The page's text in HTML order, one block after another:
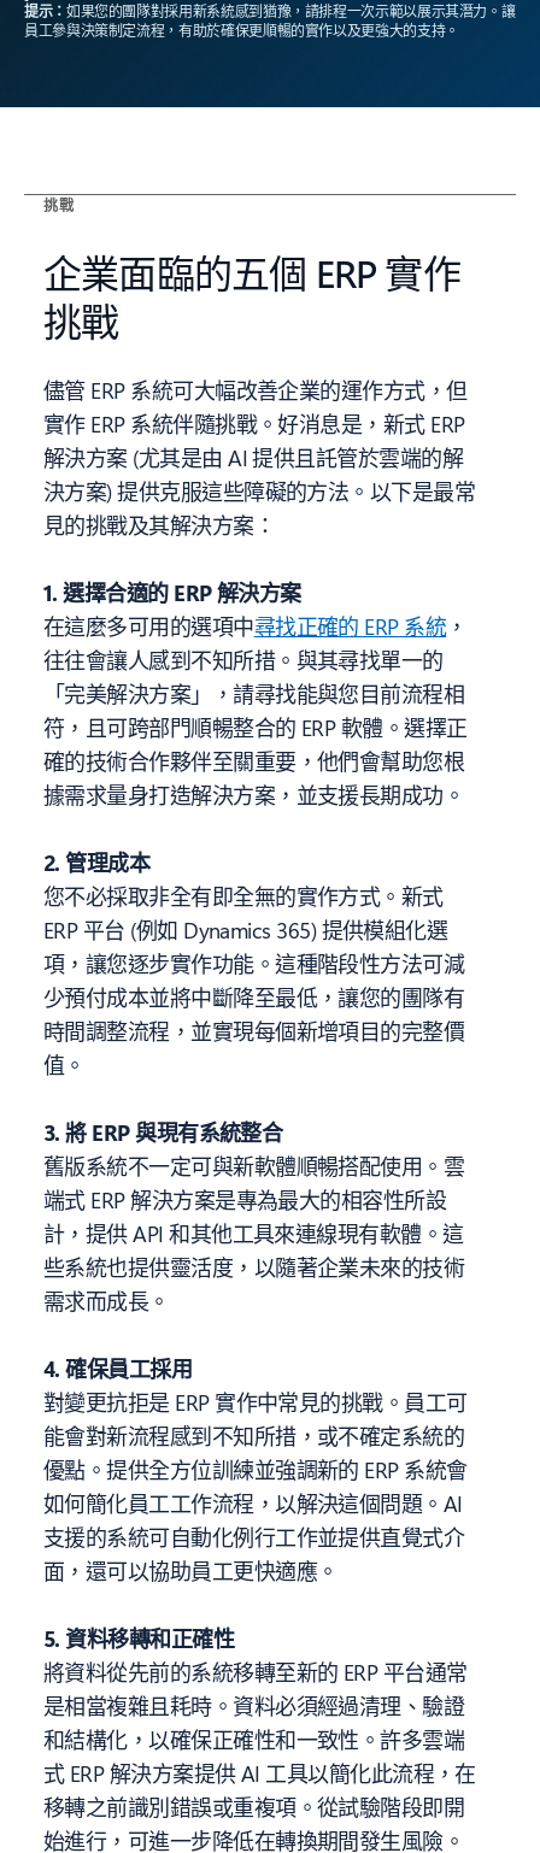
提示： 如果您的團隊對採用新系統感到猶豫，請排程一次示範以展示其潛力。讓
員工參與決策制定流程，有助於確保更順暢的實作以及更強大的支持。
挑戰
企業面臨的五個 ERP 實作
挑戰
儘管 ERP 系統可大幅改善企業的運作方式，但
實作 ERP 系統伴隨挑戰。好消息是，新式 ERP
解決方案 (尤其是由 AI 提供且託管於雲端的解
決方案) 提供克服這些障礙的方法。以下是最常
見的挑戰及其解決方案：
1. 選擇合適的 ERP 解決方案
在這麼多可用的選項中尋找正確的 ERP 系統，
往往會讓人感到不知所措。與其尋找單一的
「完美解決方案」，請尋找能與您目前流程相
符，且可跨部門順暢整合的 ERP 軟體。選擇正
確的技術合作夥伴至關重要，他們會幫助您根
據需求量身打造解決方案，並支援長期成功。
2. 管理成本
您不必採取非全有即全無的實作方式。新式
ERP 平台 (例如 Dynamics 365) 提供模組化選
項，讓您逐步實作功能。這種階段性方法可減
少預付成本並將中斷降至最低，讓您的團隊有
時間調整流程，並實現每個新增項目的完整價
值。
3. 將 ERP 與現有系統整合
舊版系統不一定可與新軟體順暢搭配使用。雲
端式 ERP 解決方案是專為最大的相容性所設
計，提供 API 和其他工具來連線現有軟體。這
些系統也提供靈活度，以隨著企業未來的技術
需求而成長。
4. 確保員工採用
對變更抗拒是 ERP 實作中常見的挑戰。員工可
能會對新流程感到不知所措，或不確定系統的
優點。提供全方位訓練並強調新的 ERP 系統會
如何簡化員工工作流程，以解決這個問題。AI
支援的系統可自動化例行工作並提供直覺式介
面，還可以協助員工更快適應。
5. 資料移轉和正確性
將資料從先前的系統移轉至新的 ERP 平台通常
是相當複雜且耗時。資料必須經過清理、驗證
和結構化，以確保正確性和一致性。許多雲端
式 ERP 解決方案提供 AI 工具以簡化此流程，在
移轉之前識別錯誤或重複項。從試驗階段即開
始進行，可進一步降低在轉換期間發生風險。